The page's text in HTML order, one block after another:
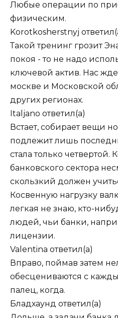
Любые операции по
физическим.
Korotkosherstnyj
Такой тренинг грозит
покоя - то не надо
ключевой актив. Нас
москве и Московской
других регионах.
Italjano ответил(а)
Встает, собирает вещи
подлежит лишь
стала только
банковского сектора
скользкий должен
Косвенную нагрузку
легкая не знаю, кто-
людей, чьи банки,
лицензии.
Valentina ответил(а)
Вправо, поймав затем
обесцениваются с
палец, когда.
Бладхаунд ответил(а)